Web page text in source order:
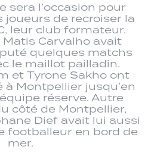
sera l’occasion pour
joueurs de recroiser la
leur club formateur.
Carvalho avait
quelques matchs
le maillot pailladin.
et Tyrone Sakho ont
à Montpellier jusqu’en
réserve. Autre
côté de Montpellier,
Dief avait lui aussi
footballeur en bord de
mer.